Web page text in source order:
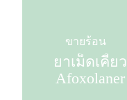
ขายร้อน
ยาเม็ดเคี้ยว
Afoxolaner